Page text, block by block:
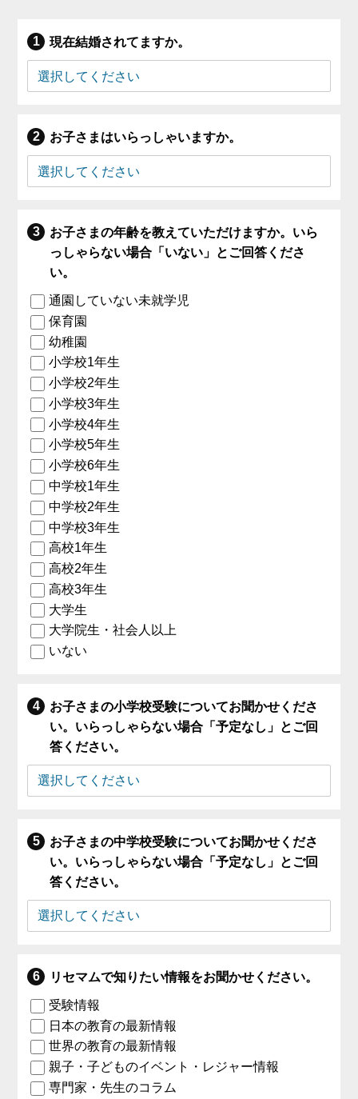
現在結婚されてますか。
お子さまはいらっしゃいますか。
お子さまの年齢を教えていただけますか。いら
っしゃらない場合「いない」とご回答くださ
い。
通園していない未就学児
保育園
幼稚園
小学校1年生
小学校2年生
小学校3年生
小学校4年生
小学校5年生
小学校6年生
中学校1年生
中学校2年生
中学校3年生
高校1年生
高校2年生
高校3年生
大学生
大学院生・社会人以上
いない
お子さまの小学校受験についてお聞かせくださ
い。いらっしゃらない場合「予定なし」とご回
答ください。
お子さまの中学校受験についてお聞かせくださ
い。いらっしゃらない場合「予定なし」とご回
答ください。
リセマムで知りたい情報をお聞かせください。
受験情報
日本の教育の最新情報
世界の教育の最新情報
親子・子どものイベント・レジャー情報
専門家・先生のコラム